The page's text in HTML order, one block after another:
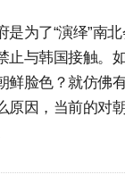
为了“演绎”南
止与韩国接触。
鲜脸色？就仿佛
原因，当前的对